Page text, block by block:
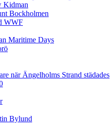
Kidman
Bockholmen
WWF
Maritime Days
när Ängelholms Strand städades
Bylund